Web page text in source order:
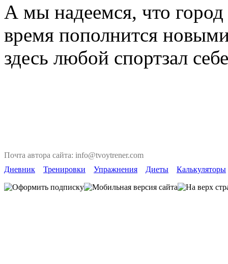
А мы надеемся, что
время пополнится
здесь любой спортзал
Почта автора сайта: info@tvoytrener.com
Дневник
Тренировки Упражнения Диеты Калькуляторы